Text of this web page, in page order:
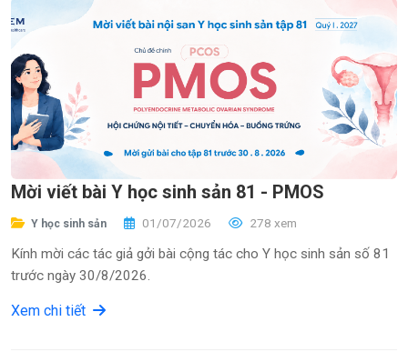
Mời viết bài Y học sinh sản 81 - PMOS
Y học sinh sản 01/07/2026 278 xem
Kính mời các tác giả gởi bài cộng tác cho Y học sinh sản số 81
trước ngày 30/8/2026.
Xem chi tiết